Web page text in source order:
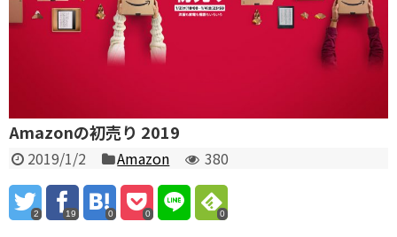
Amazonの初売り 2019
2019/1/2 Amazon 380
2 19 0 0 0